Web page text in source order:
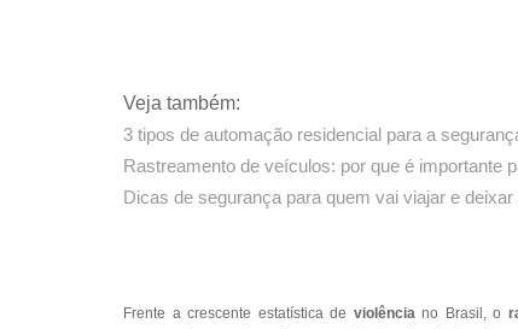
Veja também:
3 tipos de automação residencial para a
Rastreamento de veículos: por que é importante
Dicas de segurança para quem vai viajar e
Frente a crescente estatística de violênciano Brasil, o